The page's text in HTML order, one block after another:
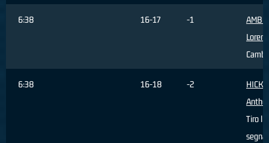
6:38 16-17 -1
6:38 16-18 -2
Tiro